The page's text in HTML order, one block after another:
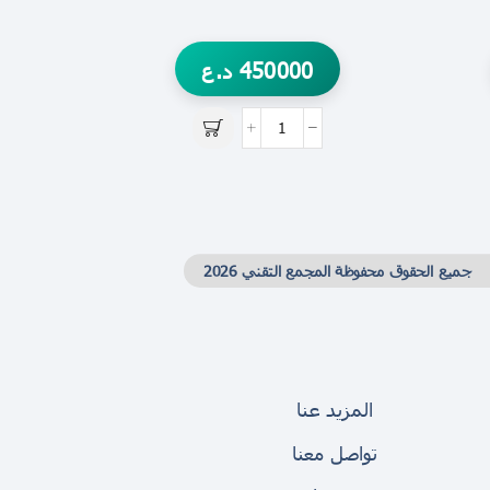
450000 د.ع
جميع الحقوق محفوظة المجمع التقني 2026
المزيد عنا
تواصل معنا